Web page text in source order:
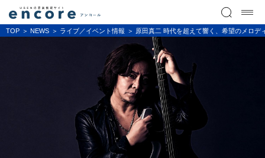
TOP NEWS ライブ／イベント情報 原田真二 時代を超えて響く、希望のメロデ